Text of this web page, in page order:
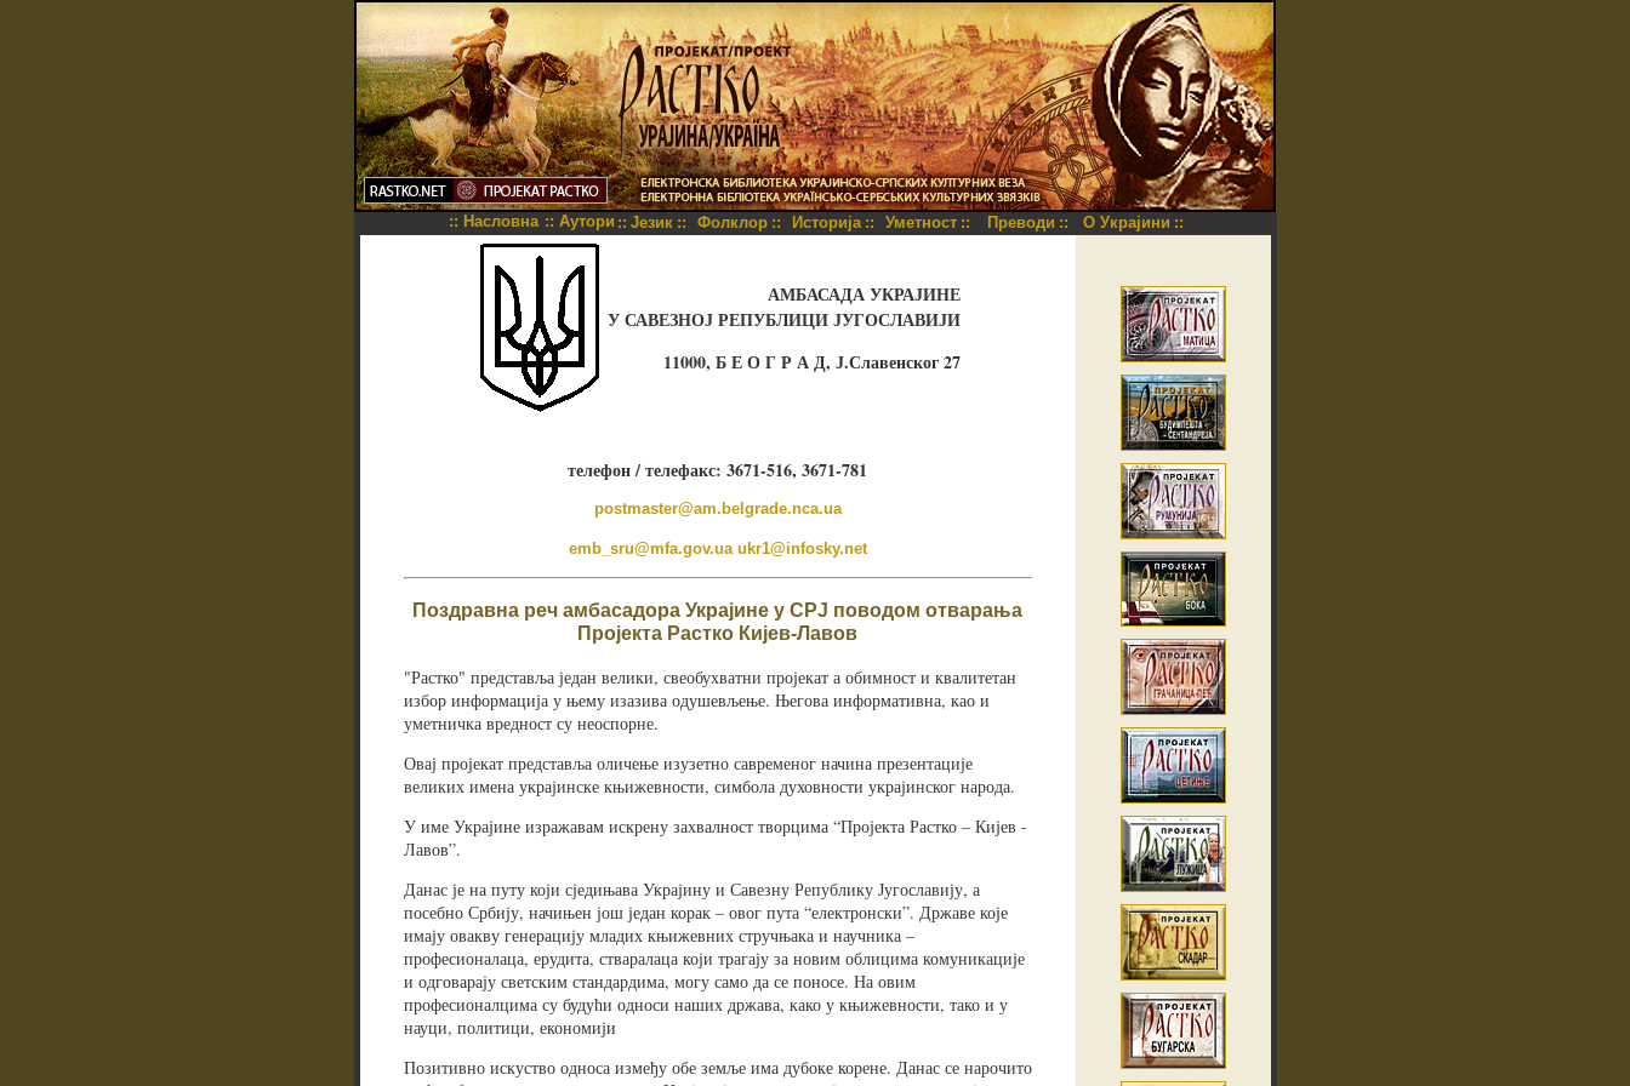
:: Насловна :: Аутори :: Језик :: Фолклор :: Историја :: Уметност :: Преводи :: O Украјини ::
АМБАСАДА УКРАЈИНЕ
У САВЕЗНОЈ РЕПУБЛИЦИ ЈУГОСЛАВИЈИ
11000, Б Е О Г Р А Д, Ј.Славенског 27
телефон / телефакс: 3671-516, 3671-781
postmaster@am.belgrade.nca.ua
emb_sru@mfa.gov.ua ukr1@infosky.net
Поздравна реч амбасадора Украјине у СРЈ поводом отварања
Пројекта Растко Кијев-Лавов
"Растко" представља један велики, свеобухватни пројекат а обимност и квалитетан
избор информација у њему изазива одушевљење. Његова информативна, као и
уметничка вредност су неоспорне.
Овај пројекат представља оличење изузетно савременог начина презентације
великих имена украјинске књижевности, симбола духовности украјинског народа.
У име Украјине изражавам искрену захвалност творцима “Пројекта Растко – Кијев -
Лавов”.
Данас је на путу који сједињава Украјину и Савезну Републику Југославију, а
посебно Србију, начињен још један корак – овог пута “електронски”. Државе које
имају овакву генерацију младих књижевних стручњака и научника –
професионалаца, ерудита, стваралаца који трагају за новим облицима комуникације
и одговарају светским стандардима, могу само да се поносе. На овим
професионалцима су будући односи наших држава, како у књижевности, тако и у
науци, политици, економији
Позитивно искуство односа између обе земље има дубоке корене. Данас се нарочито